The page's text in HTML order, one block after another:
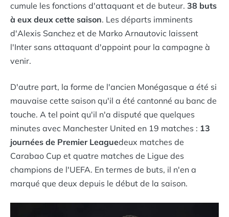
cumule les fonctions d'attaquant et de buteur. 38 buts
à eux deux cette saison. Les départs imminents
d'Alexis Sanchez et de Marko Arnautovic laissent
l'Inter sans attaquant d'appoint pour la campagne à
venir.
D'autre part, la forme de l'ancien Monégasque a été si
mauvaise cette saison qu'il a été cantonné au banc de
touche. A tel point qu'il n'a disputé que quelques
minutes avec Manchester United en 19 matches : 13
journées de Premier Leaguedeux matches de
Carabao Cup et quatre matches de Ligue des
champions de l'UEFA. En termes de buts, il n'en a
marqué que deux depuis le début de la saison.